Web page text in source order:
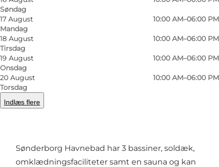
Søndag
17 August
Mandag
10:00 AM–06:00 PM
18 August
Tirsdag
10:00 AM–06:00 PM
19 August
Onsdag
10:00 AM–06:00 PM
20 August
Torsdag
10:00 AM–06:00 PM
Indlæs flere
Foto: Foto:
Havnebadet er en gave til Sønderborg by i
Sønderborg Havnebad har 3 bassiner, soldæk,
omklædningsfaciliteter samt en sauna og kan